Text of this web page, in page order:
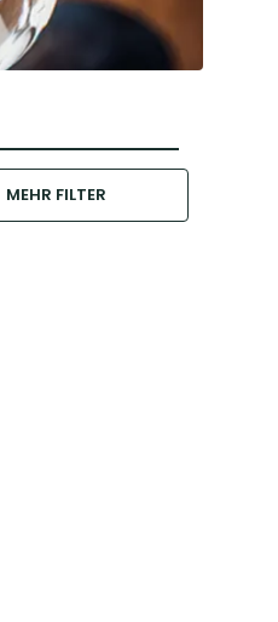
MEHR FILTER